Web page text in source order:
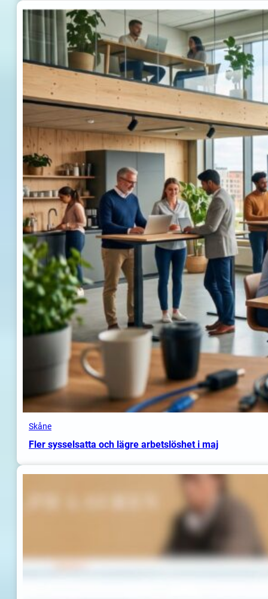
Skåne
Fler sysselsatta och lägre arbetslöshet i maj